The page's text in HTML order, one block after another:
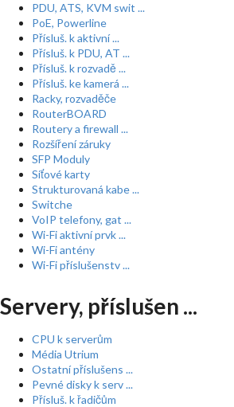
PDU, ATS, KVM swit ...
PoE, Powerline
Přísluš. k aktivní ...
Přísluš. k PDU, AT ...
Přísluš. k rozvadě ...
Přísluš. ke kamerá ...
Racky, rozvaděče
RouterBOARD
Routery a firewall ...
Rozšíření záruky
SFP Moduly
Síťové karty
Strukturovaná kabe ...
Switche
VoIP telefony, gat ...
Wi-Fi aktivní prvk ...
Wi-Fi antény
Wi-Fi příslušenstv ...
Servery, příslušen ...
CPU k serverům
Média Utrium
Ostatní příslušens ...
Pevné disky k serv ...
Přísluš. k řadičům